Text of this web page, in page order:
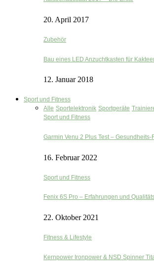
20. April 2017
Zubehör
Bau eines LED Anzuchtkasten für
12. Januar 2018
Sport und Fitness
Alle Sportelektronik Sportgeräte
Sport und Fitness
Garmin Venu 2 Plus Test –
16. Februar 2022
Sport und Fitness
Fenix 6S Pro – Erfahrungen und
22. Oktober 2021
Fitness & Lifestyle
Kernpower Ironpower & NSD Spinner